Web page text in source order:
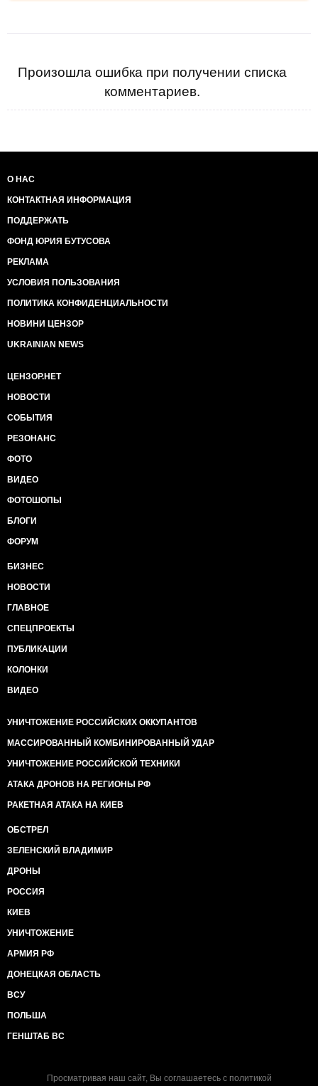
Произошла ошибка при получении списка
комментариев.
О НАС
КОНТАКТНАЯ ИНФОРМАЦИЯ
ПОДДЕРЖАТЬ
ФОНД ЮРИЯ БУТУСОВА
РЕКЛАМА
УСЛОВИЯ ПОЛЬЗОВАНИЯ
ПОЛИТИКА КОНФИДЕНЦИАЛЬНОСТИ
НОВИНИ ЦЕНЗОР
UKRAINIAN NEWS
ЦЕНЗОР.НЕТ
НОВОСТИ
СОБЫТИЯ
РЕЗОНАНС
ФОТО
ВИДЕО
ФОТОШОПЫ
БЛОГИ
ФОРУМ
БИЗНЕС
НОВОСТИ
ГЛАВНОЕ
СПЕЦПРОЕКТЫ
ПУБЛИКАЦИИ
КОЛОНКИ
ВИДЕО
УНИЧТОЖЕНИЕ РОССИЙСКИХ ОККУПАНТОВ
МАССИРОВАННЫЙ КОМБИНИРОВАННЫЙ УДАР
УНИЧТОЖЕНИЕ РОССИЙСКОЙ ТЕХНИКИ
АТАКА ДРОНОВ НА РЕГИОНЫ РФ
РАКЕТНАЯ АТАКА НА КИЕВ
ОБСТРЕЛ
ЗЕЛЕНСКИЙ ВЛАДИМИР
ДРОНЫ
РОССИЯ
КИЕВ
УНИЧТОЖЕНИЕ
АРМИЯ РФ
ДОНЕЦКАЯ ОБЛАСТЬ
ВСУ
ПОЛЬША
ГЕНШТАБ ВС
Просматривая наш сайт, Вы соглашаетесь с политикой